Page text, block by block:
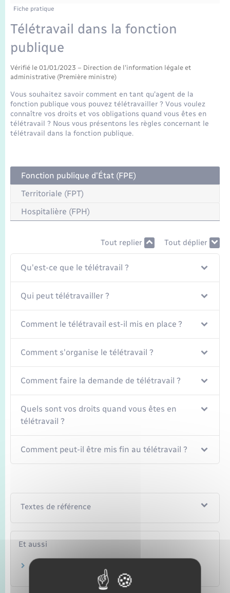
Etat-civil - Papiers - Citoyenneté
Mariage – PACS
Parrainage civil
Recensement
Loisirs
Nouvel habitant
Organisation d’événement
Transports
Transports scolaires
Voirie et espace public
Travaux - Autorisation d’occupation de l’espace
Compétences
Plan interactif
Présentation de la commune
Publications
La Communauté de communes
Fiche pratique
Télétravail dans la fonction
publique
Vérifié le 01/01/2023 – Direction de l'information légale et
administrative (Première ministre)
Vous souhaitez savoir comment en tant qu'agent de la
fonction publique vous pouvez télétravailler ? Vous voulez
connaître vos droits et vos obligations quand vous êtes en
télétravail ? Nous vous présentons les règles concernant le
télétravail dans la fonction publique.
Fonction publique d'État (FPE)
Territoriale (FPT)
Hospitalière (FPH)
Tout replier Tout déplier
Qu'est-ce que le télétravail ?
Qui peut télétravailler ?
Comment le télétravail est-il mis en place ?
Comment s'organise le télétravail ?
Comment faire la demande de télétravail ?
Quels sont vos droits quand vous êtes en
télétravail ?
Comment peut-il être mis fin au télétravail ?
Textes de référence
Et aussi